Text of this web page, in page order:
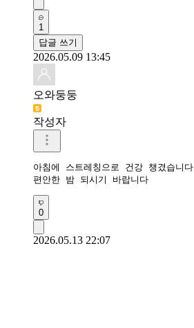
1
답글 쓰기
2026.05.09 13:45
오와둥둥
작성자
아침에 스트레칭으로 건강 챙겼습니다
편안한 밤 되시기 바랍니다
0
2026.05.13 22:07